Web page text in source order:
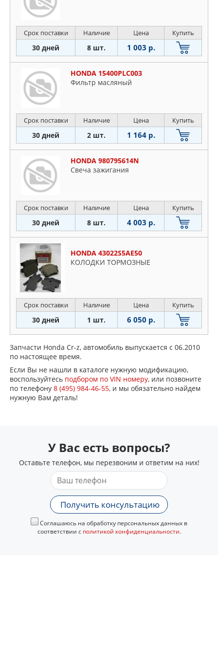
Срок поставки Наличие Цена Купить
30 дней 8 шт. 1 003 р.
HONDA 15400PLC003
Фильтp мacляный
Срок поставки Наличие Цена Купить
30 дней 2 шт. 1 164 р.
HONDA 980795614N
Свеча зажигания
Срок поставки Наличие Цена Купить
30 дней 8 шт. 4 003 р.
HONDA 43022S5AE50
КОЛОДКИ ТОРМОЗНЫЕ
Срок поставки Наличие Цена Купить
30 дней 1 шт. 6 050 р.
Запчасти Honda Cr-z, автомобиль выпускается с 06.2010
по настоящее время.
Если Вы не нашли в каталоге нужную модификацию,
воспользуйтесь подбором по VIN номеру, или позвоните
по телефону 8 (495) 984-46-55, и мы обязательно найдем
нужную Вам деталь!
У Вас есть вопросы?
Оставьте телефон, мы перезвоним и ответим на них!
Получить консультацию
Соглашаюсь на обработку персональных данных в
соответствии с политикой конфиденциальности.